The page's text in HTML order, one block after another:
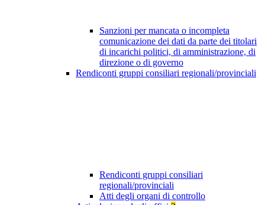
Sanzioni per mancata o incompleta
comunicazione dei dati da parte dei titolari
di incarichi politici, di amministrazione, di
direzione o di governo
Rendiconti gruppi consiliari regionali/provinciali
Rendiconti gruppi consiliari
regionali/provinciali
Atti degli organi di controllo